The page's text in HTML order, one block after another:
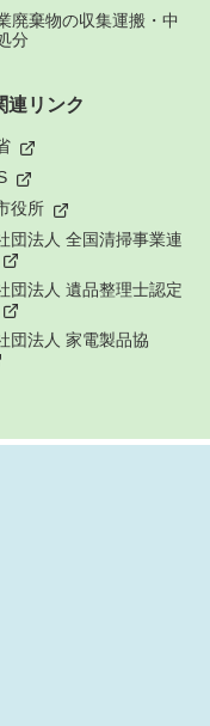
廃棄物の収集運搬・中
分
連リンク
役所
団法人 全国清掃事業連
団法人 遺品整理士認定
団法人 家電製品協